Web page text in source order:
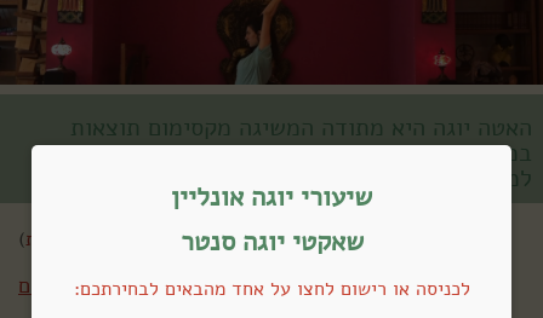
שיעורים אונליין
קורס מורים
האטה יוגה היא מתודה המשיגה מקסימום תוצאות
במינימום צריכת אנרגיה. האמנות חיה בדרך זו מחוץ
למזרן היוגה
שיעורי יוגה אונליין
שאקטי יוגה סנטר
לכניסה או רישום לחצו על אחד מהבאים לבחירתכם:
שלום אורח ( התחברות)
חזרה לכל השיעורים